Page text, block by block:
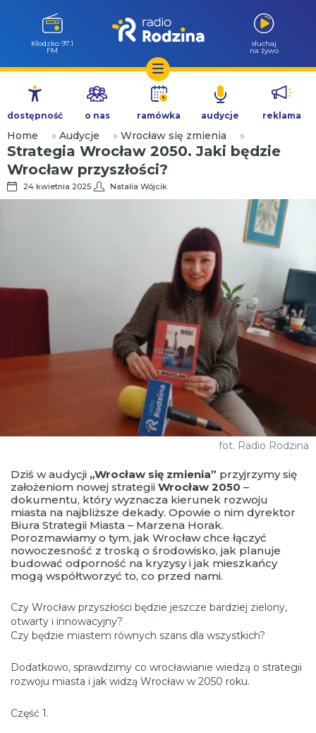
Przejdź
treści
Kłodzko 97.1
FM
słuchaj
na żywo
dostępność o nas ramówka audycje reklama
Home » Audycje » Wrocław się zmienia »
Strategia Wrocław 2050. Jaki będzie
Wrocław przyszłości?
24 kwietnia 2025 Natalia Wójcik
fot. Radio Rodzina
Dziś w audycji „Wrocław się zmienia” przyjrzymy się
założeniom nowej strategii Wrocław 2050 –
dokumentu, który wyznacza kierunek rozwoju
miasta na najbliższe dekady. Opowie o nim dyrektor
Biura Strategii Miasta – Marzena Horak.
Porozmawiamy o tym, jak Wrocław chce łączyć
nowoczesność z troską o środowisko, jak planuje
budować odporność na kryzysy i jak mieszkańcy
mogą współtworzyć to, co przed nami.
Czy Wrocław przyszłości będzie jeszcze bardziej zielony,
otwarty i innowacyjny?
Czy będzie miastem równych szans dla wszystkich?
Dodatkowo, sprawdzimy co wrocławianie wiedzą o strategii
rozwoju miasta i jak widzą Wrocław w 2050 roku.
Część 1.